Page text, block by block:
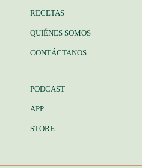
RECETAS
QUIÉNES SOMOS
CONTÁCTANOS
PODCAST
APP
STORE